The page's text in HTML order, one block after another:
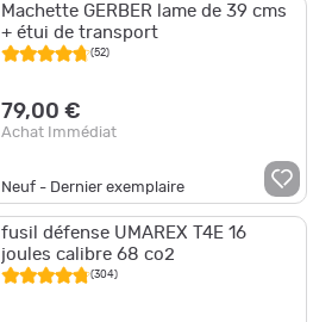
Machette GERBER lame de 39 cms
+ étui de transport
(52)
79,00 €
Achat Immédiat
Neuf - Dernier exemplaire
fusil défense UMAREX T4E 16
joules calibre 68 co2
(304)